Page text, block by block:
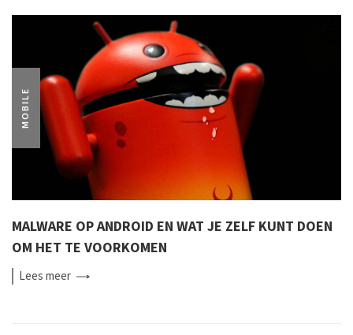
MOBILE
MALWARE OP ANDROID EN WAT JE ZELF KUNT DOEN
OM HET TE VOORKOMEN
Leesmeer